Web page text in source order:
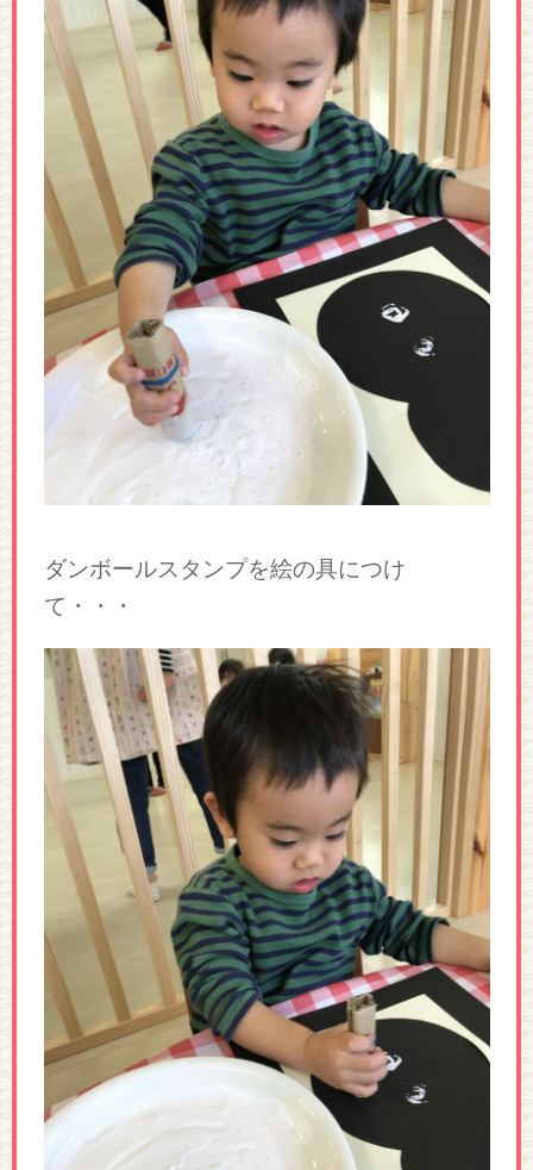
ダンボールスタンプを絵の具につけ
て・・・